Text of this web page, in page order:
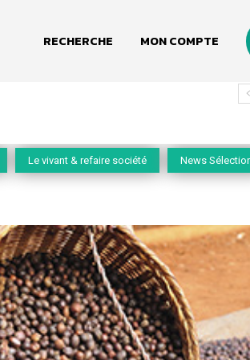
RECHERCHE MON COMPTE
Le vivant & refaire société News